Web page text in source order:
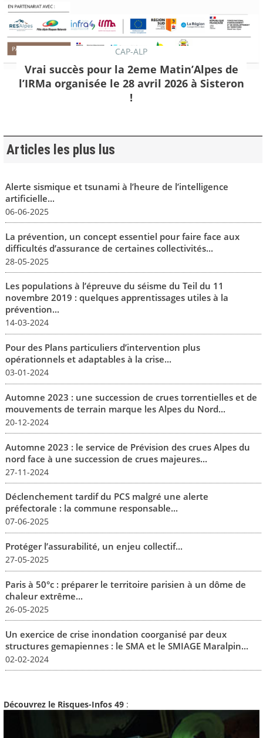
CAP-ALP
Vrai succès pour la 2eme Matin’Alpes de
l’IRMa organisée le 28 avril 2026 à Sisteron
!
Articles les plus lus
Alerte sismique et tsunami à l’heure de l’intelligence
artificielle...
06-06-2025
La prévention, un concept essentiel pour faire face aux
difficultés d’assurance de certaines collectivités...
28-05-2025
Les populations à l’épreuve du séisme du Teil du 11
novembre 2019 : quelques apprentissages utiles à la
prévention...
14-03-2024
Pour des Plans particuliers d’intervention plus
opérationnels et adaptables à la crise...
03-01-2024
Automne 2023 : une succession de crues torrentielles et de
mouvements de terrain marque les Alpes du Nord...
20-12-2024
Automne 2023 : le service de Prévision des crues Alpes du
nord face à une succession de crues majeures...
27-11-2024
Déclenchement tardif du PCS malgré une alerte
préfectorale : la commune responsable...
07-06-2025
Protéger l’assurabilité, un enjeu collectif...
27-05-2025
Paris à 50°c : préparer le territoire parisien à un dôme de
chaleur extrême...
26-05-2025
Un exercice de crise inondation coorganisé par deux
structures gemapiennes : le SMA et le SMIAGE Maralpin...
02-02-2024
Découvrez le Risques-Infos 49 :